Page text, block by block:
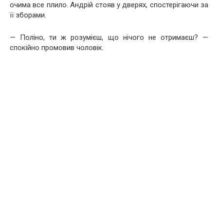
очима все плило. Андрій стояв у дверях, спостерігаючи за
її зборами.
— Поліно, ти ж розумієш, що нічого не отримаєш? —
спокійно промовив чоловік.